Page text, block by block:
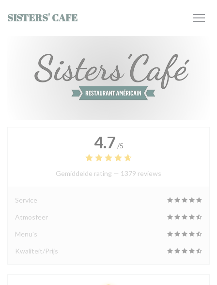
SISTERS' CAFE
4.7 /5
Gemiddelde rating — 1379 reviews
Service
Atmosfeer
Menu's
Kwaliteit/Prijs